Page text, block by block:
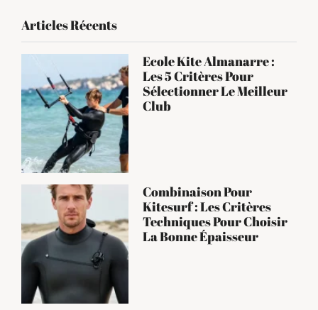
Articles Récents
Ecole Kite Almanarre :
Les 5 Critères Pour
Sélectionner Le Meilleur
Club
Combinaison Pour
Kitesurf : Les Critères
Techniques Pour Choisir
La Bonne Épaisseur